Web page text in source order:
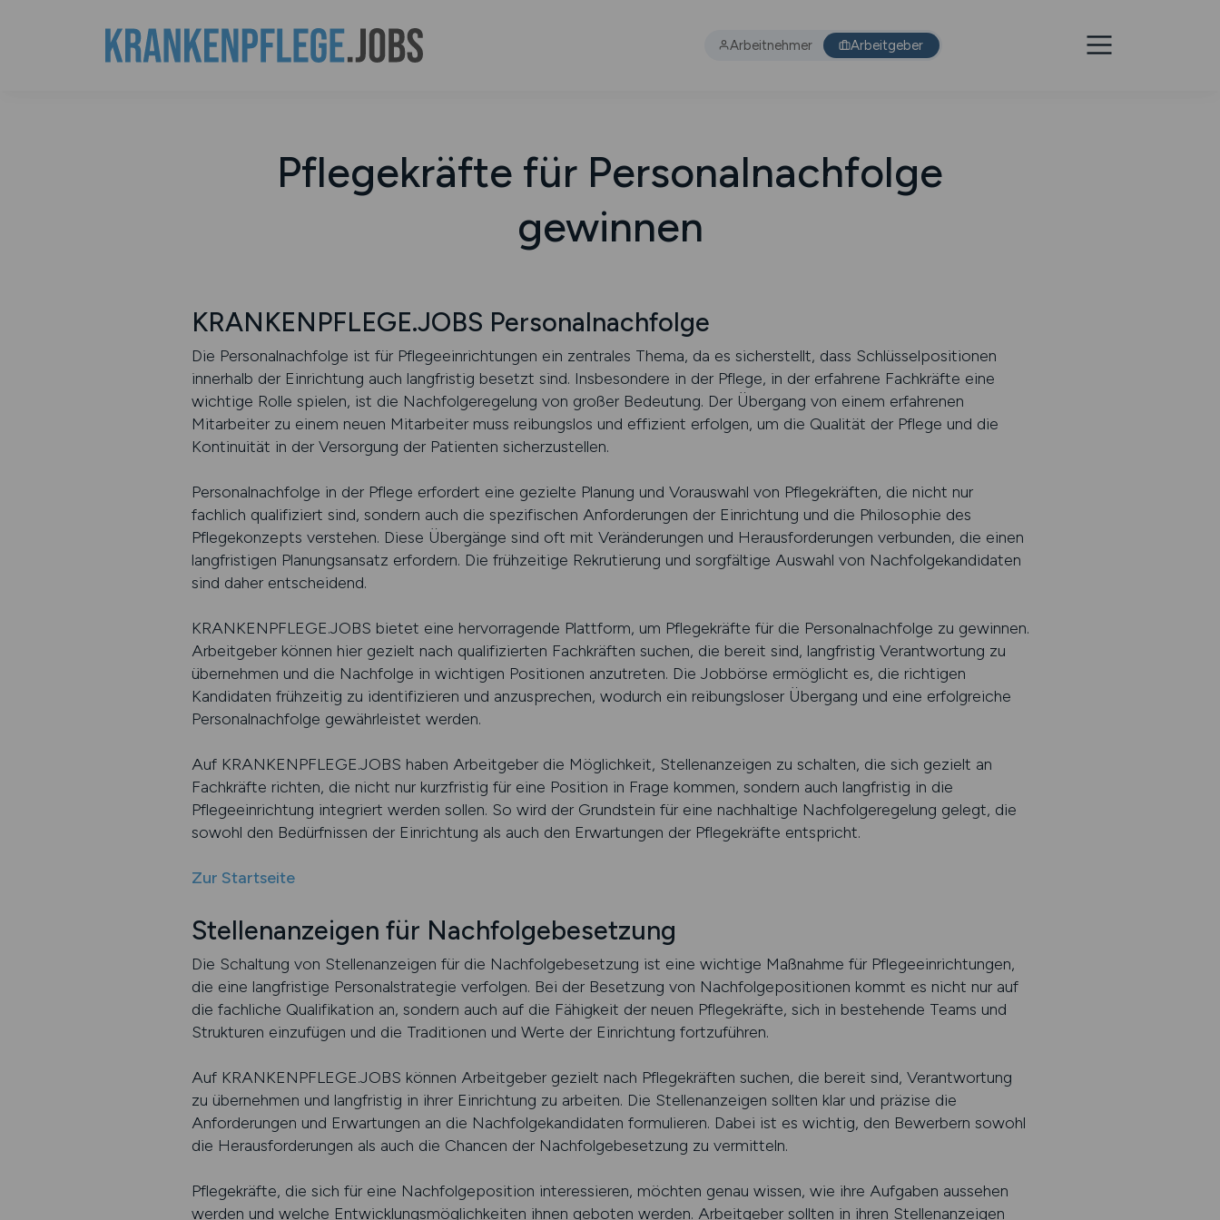
Arbeitnehmer Arbeitgeber
Pflegekräfte für Personalnachfolge
gewinnen
KRANKENPFLEGE.JOBS Personalnachfolge
Die Personalnachfolge ist für Pflegeeinrichtungen ein zentrales Thema, da es sicherstellt, dass Schlüsselpositionen
innerhalb der Einrichtung auch langfristig besetzt sind. Insbesondere in der Pflege, in der erfahrene Fachkräfte eine
wichtige Rolle spielen, ist die Nachfolgeregelung von großer Bedeutung. Der Übergang von einem erfahrenen
Mitarbeiter zu einem neuen Mitarbeiter muss reibungslos und effizient erfolgen, um die Qualität der Pflege und die
Kontinuität in der Versorgung der Patienten sicherzustellen.
Personalnachfolge in der Pflege erfordert eine gezielte Planung und Vorauswahl von Pflegekräften, die nicht nur
fachlich qualifiziert sind, sondern auch die spezifischen Anforderungen der Einrichtung und die Philosophie des
Pflegekonzepts verstehen. Diese Übergänge sind oft mit Veränderungen und Herausforderungen verbunden, die einen
langfristigen Planungsansatz erfordern. Die frühzeitige Rekrutierung und sorgfältige Auswahl von Nachfolgekandidaten
sind daher entscheidend.
KRANKENPFLEGE.JOBS bietet eine hervorragende Plattform, um Pflegekräfte für die Personalnachfolge zu gewinnen.
Arbeitgeber können hier gezielt nach qualifizierten Fachkräften suchen, die bereit sind, langfristig Verantwortung zu
übernehmen und die Nachfolge in wichtigen Positionen anzutreten. Die Jobbörse ermöglicht es, die richtigen
Kandidaten frühzeitig zu identifizieren und anzusprechen, wodurch ein reibungsloser Übergang und eine erfolgreiche
Personalnachfolge gewährleistet werden.
Auf KRANKENPFLEGE.JOBS haben Arbeitgeber die Möglichkeit, Stellenanzeigen zu schalten, die sich gezielt an
Fachkräfte richten, die nicht nur kurzfristig für eine Position in Frage kommen, sondern auch langfristig in die
Pflegeeinrichtung integriert werden sollen. So wird der Grundstein für eine nachhaltige Nachfolgeregelung gelegt, die
sowohl den Bedürfnissen der Einrichtung als auch den Erwartungen der Pflegekräfte entspricht.
Zur Startseite
Stellenanzeigen für Nachfolgebesetzung
Die Schaltung von Stellenanzeigen für die Nachfolgebesetzung ist eine wichtige Maßnahme für Pflegeeinrichtungen,
die eine langfristige Personalstrategie verfolgen. Bei der Besetzung von Nachfolgepositionen kommt es nicht nur auf
die fachliche Qualifikation an, sondern auch auf die Fähigkeit der neuen Pflegekräfte, sich in bestehende Teams und
Strukturen einzufügen und die Traditionen und Werte der Einrichtung fortzuführen.
Auf KRANKENPFLEGE.JOBS können Arbeitgeber gezielt nach Pflegekräften suchen, die bereit sind, Verantwortung
zu übernehmen und langfristig in ihrer Einrichtung zu arbeiten. Die Stellenanzeigen sollten klar und präzise die
Anforderungen und Erwartungen an die Nachfolgekandidaten formulieren. Dabei ist es wichtig, den Bewerbern sowohl
die Herausforderungen als auch die Chancen der Nachfolgebesetzung zu vermitteln.
Pflegekräfte, die sich für eine Nachfolgeposition interessieren, möchten genau wissen, wie ihre Aufgaben aussehen
werden und welche Entwicklungsmöglichkeiten ihnen geboten werden. Arbeitgeber sollten in ihren Stellenanzeigen